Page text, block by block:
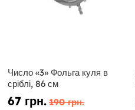
Число «3» Фольга куля в
сріблі, 86 см
67 грн. 190 грн.